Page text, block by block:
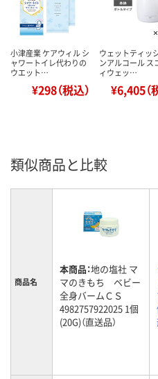
小津産業 ケアウィル シ
ャワートイレ代わりの
ウエット…
¥298（税込）
ウェットティッ
ンアルコール ス
ィウェッ…
¥6,405（
類似商品と比較
商品名
本商品：地の塩社 マ
マのきもち ベビー
全身バームＣＳ
4982757922025 1個
(20G)（直送品）